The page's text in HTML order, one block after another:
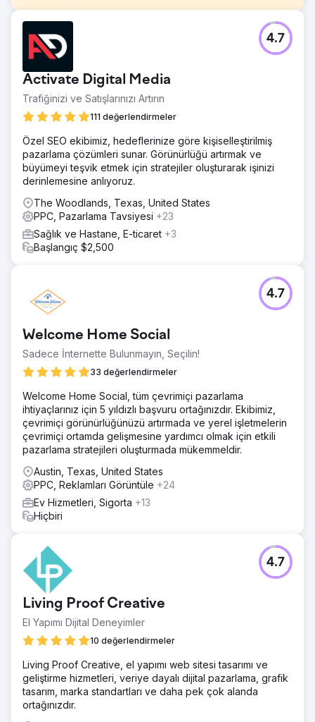
Yüksek teknoloji kullanan müşterilerimizden biri görünürlük
konusunda zorluk yaşadı, Google'ın 2. ve 3. sayfalarına
ulaştı ve PPC kampanyaları neredeyse 0$'lık satış getirdi.
Dijital varlıkları, sektörlerinde etkili bir şekilde rekabet
edebilmek için yetersizdi.
Çözüm
blog makaleleri, geri bağlantılar ve içerik
optimizasyonuyla geliştirdik. Web sayfalarında, iletişim
formlarında, açılış sayfalarında, meta etiketlerde ve URL
yapılarında yapılan güncellemeler tamamlayıcı nitelikteydi.
Eş zamanlı olarak PPC kampanyalarını ve reklamlarını
yeniden oluşturduk.
Sonuç
Çabalarımız, şirketi Google'da en önemli terimler
doların üzerine çıktı; bu da dijital pazarlama verimliliğinde
ve gelir yaratmada önemli bir geri dönüşe işaret etti.
Ajans sayfasına git
Activate Digital Media
Trafiğinizi ve Satışlarınızı Artırın
111 değerlendirmeler
4.7
Özel SEO ekibimiz, hedeflerinize göre kişiselleştirilmiş
pazarlama çözümleri sunar. Görünürlüğü artırmak ve
büyümeyi teşvik etmek için stratejiler oluşturarak işinizi
derinlemesine anlıyoruz.
The Woodlands, Texas, United States
PPC, Pazarlama Tavsiyesi +23
Sağlık ve Hastane, E-ticaret +3
Başlangıç $2,500
Welcome Home Social
Sadece İnternette Bulunmayın, Seçilin!
33 değerlendirmeler
4.7
Welcome Home Social, tüm çevrimiçi pazarlama
ihtiyaçlarınız için 5 yıldızlı başvuru ortağınızdır. Ekibimiz,
çevrimiçi görünürlüğünüzü artırmada ve yerel işletmelerin
çevrimiçi ortamda gelişmesine yardımcı olmak için etkili
pazarlama stratejileri oluşturmada mükemmeldir.
Austin, Texas, United States
PPC, Reklamları Görüntüle +24
Ev Hizmetleri, Sigorta +13
Hiçbiri
Living Proof Creative
El Yapımı Dijital Deneyimler
10 değerlendirmeler
4.7
Living Proof Creative, el yapımı web sitesi tasarımı ve
geliştirme hizmetleri, veriye dayalı dijital pazarlama, grafik
tasarım, marka standartları ve daha pek çok alanda
ortağınızdır.